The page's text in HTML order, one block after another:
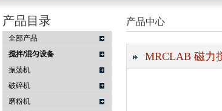
产品目录
全部产品
搅拌/混匀设备
振荡机
破碎机
磨粉机
产品中心
MRCLAB 磁力